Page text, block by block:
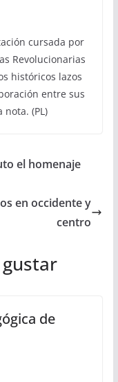
cursada por
Revolucionarias
históricos lazos
entre sus
(PL)
el homenaje
en occidente y
centro
de